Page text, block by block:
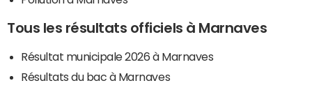
Tous les résultats officiels à Marnaves
Résultat municipale 2026 à Marnaves
Résultats du bac à Marnaves